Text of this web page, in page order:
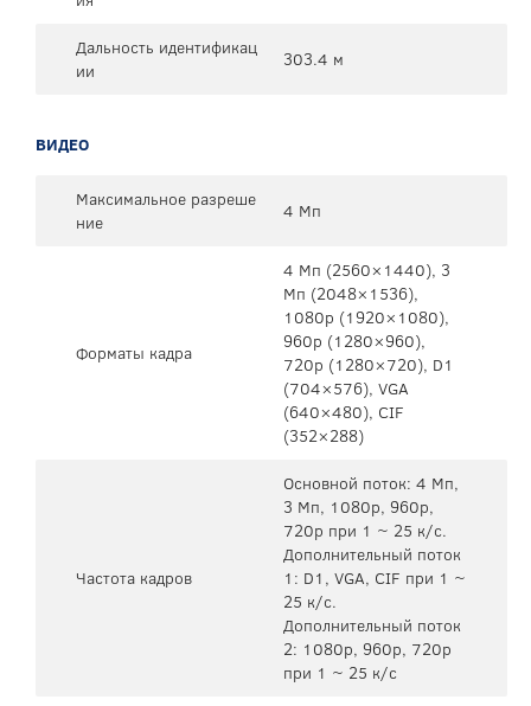
Дальность идентификац
ии
303.4 м
ВИДЕО
Максимальное разреше
ние
4 Мп
Форматы кадра
4 Mп (2560×1440), 3
Mп (2048×1536),
1080p (1920×1080),
960p (1280×960),
720p (1280×720), D1
(704×576), VGA
(640×480), CIF
(352×288)
Частота кадров
Основной поток: 4 Mп,
3 Мп, 1080p, 960p,
720p при 1 ~ 25 к/с.
Дополнительный поток
1: D1, VGA, CIF при 1 ~
25 к/с.
Дополнительный поток
2: 1080p, 960p, 720p
при 1 ~ 25 к/с